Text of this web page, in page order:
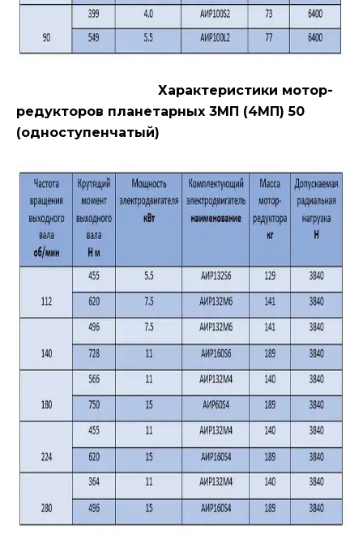
Характеристики мотор-
редукторов планетарных 3МП (4МП) 50
(одноступенчатый)